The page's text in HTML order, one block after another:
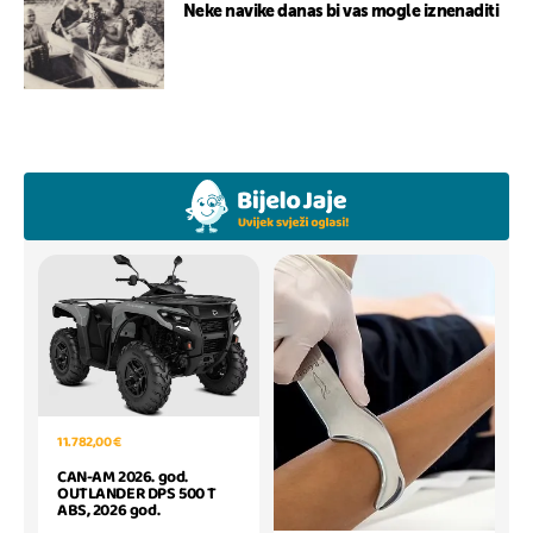
Neke navike danas bi vas mogle iznenaditi
11.782,00 €
CAN-AM 2026. god.
OUTLANDER DPS 500 T
ABS, 2026 god.